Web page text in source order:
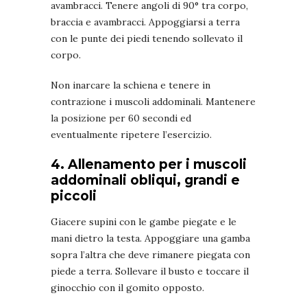
avambracci. Tenere angoli di 90° tra corpo,
braccia e avambracci. Appoggiarsi a terra
con le punte dei piedi tenendo sollevato il
corpo.
Non inarcare la schiena e tenere in
contrazione i muscoli addominali. Mantenere
la posizione per 60 secondi ed
eventualmente ripetere l’esercizio.
4. Allenamento per i muscoli
addominali obliqui, grandi e
piccoli
Giacere supini con le gambe piegate e le
mani dietro la testa. Appoggiare una gamba
sopra l’altra che deve rimanere piegata con
piede a terra. Sollevare il busto e toccare il
ginocchio con il gomito opposto.